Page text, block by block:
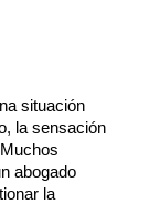
situación
la sensación
abogado
la